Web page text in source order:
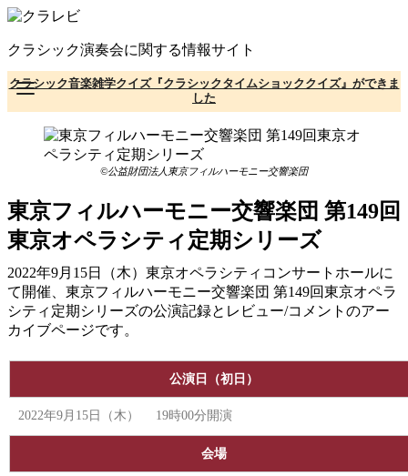
コ
テ
ン
ツ
へ
クラシック演奏会に関する情報サイト
クラシック音楽雑学クイズ『クラシックタイムショッククイズ』ができま
した
©公益財団法人東京フィルハーモニー交響楽団
東京フィルハーモニー交響楽団 第149回
東京オペラシティ定期シリーズ
2022年9月15日（木）東京オペラシティコンサートホールに
て開催、東京フィルハーモニー交響楽団 第149回東京オペラ
シティ定期シリーズの公演記録とレビュー/コメントのアー
カイブページです。
公演日（初日）
2022年9月15日（木） 19時00分開演
会場